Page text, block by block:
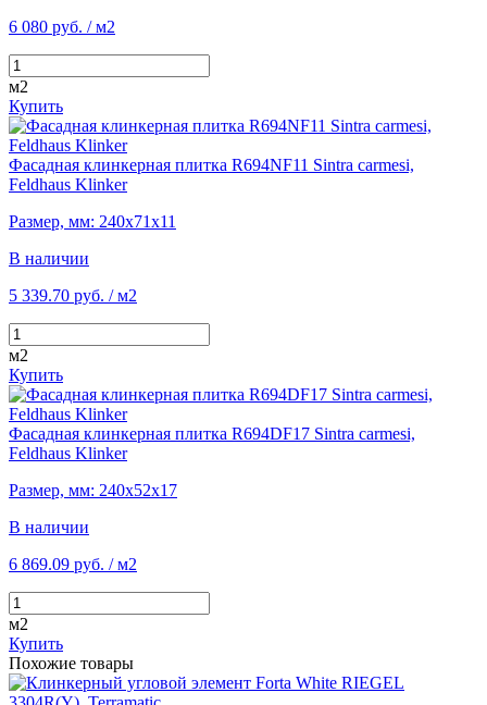
6 080 руб. / м2
м2
Купить
Фасадная клинкерная плитка R694NF11 Sintra carmesi,
Feldhaus Klinker
Размер, мм: 240х71х11
В наличии
5 339.70 руб. / м2
м2
Купить
Фасадная клинкерная плитка R694DF17 Sintra carmesi,
Feldhaus Klinker
Размер, мм: 240х52х17
В наличии
6 869.09 руб. / м2
м2
Купить
Похожие товары